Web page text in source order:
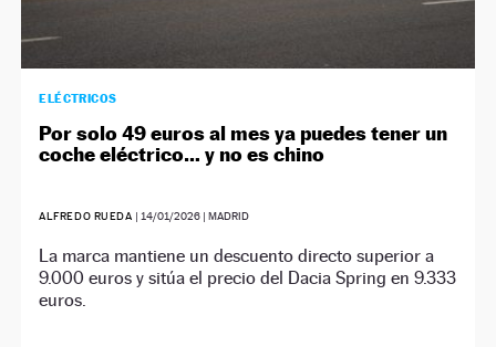
ELÉCTRICOS
Por solo 49 euros al mes ya puedes tener un
coche eléctrico… y no es chino
ALFREDO RUEDA | 14/01/2026| MADRID
La marca mantiene un descuento directo superior a
9.000 euros y sitúa el precio del Dacia Spring en 9.333
euros.